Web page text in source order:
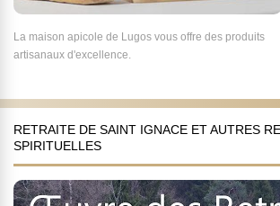
La maison apicole de Lugos vous offre des produits
artisanaux d'excellence.
RETRAITE DE SAINT IGNACE ET AUTRES
SPIRITUELLES